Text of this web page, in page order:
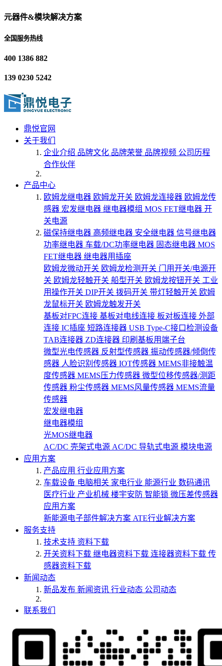
元器件&模块解决方案
全国服务热线
400 1386 882
139 0230 5242
鼎悦官网
关于我们
企业介绍 品牌文化 品牌荣誉 品牌视频 公司历程
合作伙伴
产品中心
欧姆龙继电器 欧姆龙开关 欧姆龙连接器 欧姆龙传
感器 宏发继电器 继电器模组 MOS FET继电器 开
关电源
磁保持继电器 高频继电器 安全继电器 信号继电器
功率继电器 车载/DC功率继电器 固态继电器 MOS
FET继电器 继电器用插座
欧姆龙微动开关 欧姆龙检测开关 门用开关/电源开
关 欧姆龙轻触开关 船型开关 欧姆龙按钮开关 工业
用操作开关 DIP开关 拨码开关 带灯轻触开关 欧姆
龙鼠标开关 欧姆龙触发开关
基板对FPC连接 基板对电线连接 板对板连接 外部
连接 IC插座 短路连接器 USB Type-C接口检测设备
TAB连接器 ZD连接器 印刷基板用端子台
微型光电传感器 反射型传感器 振动传感器/倾倒传
感器 人脸识别传感器 IOT传感器 MEMS非接触温
度传感器 MEMS压力传感器 微型位移传感器/测距
传感器 粉尘传感器 MEMS风量传感器 MEMS流量
传感器
宏发继电器
继电器模组
光MOS继电器
AC/DC 壳架式电源 AC/DC 导轨式电源 模块电源
应用方案
产品应用 行业应用方案
车载设备 电脑相关 家电行业 能源行业 数码通讯
医疗行业 产业机械 楼宇安防 智能锁 微压差传感器
应用方案
新能源电子部件解决方案 ATE行业解决方案
服务支持
技术支持 资料下载
开关资料下载 继电器资料下载 连接器资料下载 传
感器资料下载
新闻动态
新品发布 新闻资讯 行业动态 公司动态
联系我们